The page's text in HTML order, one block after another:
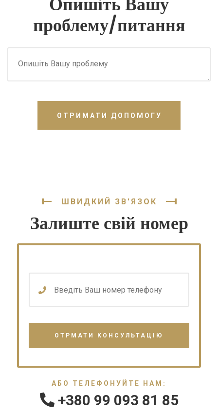
проблему/питання
ОТРИМАТИ ДОПОМОГУ
ШВИДКИЙ ЗВ'ЯЗОК
Залиште свій номер
АБО ТЕЛЕФОНУЙТЕ НАМ:
+380 99 093 81 85